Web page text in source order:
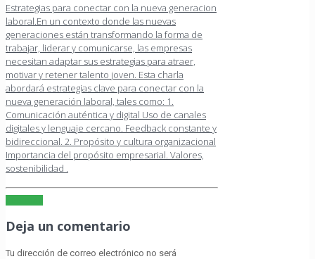
Estrategias para conectar con la nueva generacion
laboral.En un contexto donde las nuevas
generaciones están transformando la forma de
trabajar, liderar y comunicarse, las empresas
necesitan adaptar sus estrategias para atraer,
motivar y retener talento joven. Esta charla
abordará estrategias clave para conectar con la
nueva generación laboral, tales como: 1.
Comunicación auténtica y digital Uso de canales
digitales y lenguaje cercano. Feedback constante y
bidireccional. 2. Propósito y cultura organizacional
Importancia del propósito empresarial. Valores,
sostenibilidad .
Deja un comentario
Tu dirección de correo electrónico no será